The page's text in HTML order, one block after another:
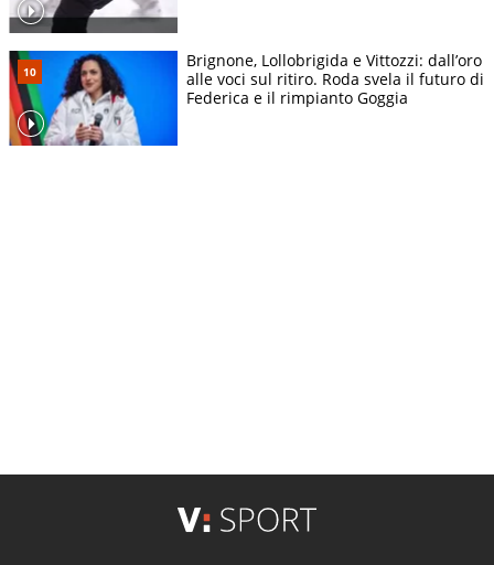
Brignone, Lollobrigida e Vittozzi: dall’oro
alle voci sul ritiro. Roda svela il futuro di
Federica e il rimpianto Goggia